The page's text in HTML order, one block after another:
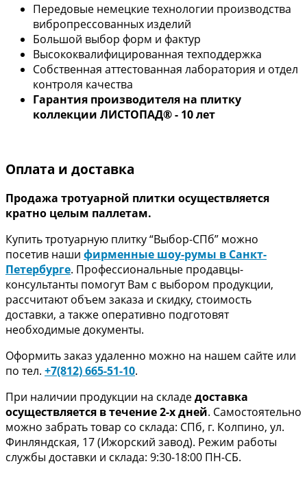
Передовые немецкие технологии производства
вибропрессованных изделий
Большой выбор форм и фактур
Высококвалифицированная техподдержка
Собственная аттестованная лаборатория и отдел
контроля качества
Гарантия производителя на плитку
коллекции ЛИСТОПАД®- 10 лет
Оплата и доставка
Продажа тротуарной плитки осуществляется
кратно целым паллетам.
Купить тротуарную плитку “Выбор-СПб” можно
посетив наши фирменные шоу-румы в Санкт-
Петербурге. Профессиональные продавцы-
консультанты помогут Вам с выбором продукции,
рассчитают объем заказа и скидку, стоимость
доставки, а также оперативно подготовят
необходимые документы.
Оформить заказ удаленно можно на нашем сайте или
по тел. +7(812) 665-51-10.
При наличии продукции на складедоставка
осуществляется в течение 2-х дней. Самостоятельно
можно забрать товар со склада: СПб, г. Колпино, ул.
Финляндская, 17 (Ижорский завод). Режим работы
службы доставки и склада: 9:30-18:00 ПН-СБ.